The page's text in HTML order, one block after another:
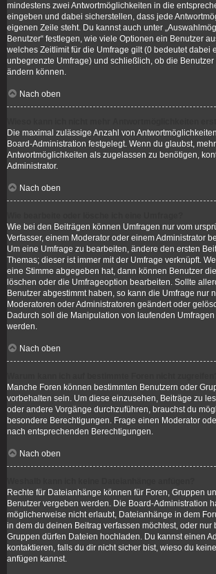
mindestens zwei Antwortmöglichkeiten in die
eingeben und dabei sicherstellen, dass jede
eigenen Zeile steht. Du kannst auch unter
Benutzer“ festlegen, wie viele Optionen ein Benutzer
welches Zeitlimit für die Umfrage gilt (0 bedeutet dabei
unbegrenzte Umfrage) und schließlich, ob die Benutzer
ändern können.
Nach oben
Die maximal zulässige Anzahl von
Board-Administration festgelegt. Wenn du glaubst, mehr
Antwortmöglichkeiten als zugelassen zu benötigen,
Administrator.
Nach oben
Wie bei den Beiträgen können Umfragen nur vom
Verfasser, einem Moderator oder einem Administrator
Um eine Umfrage zu bearbeiten, ändere den ersten
Themas; dieser ist immer mit der Umfrage verknüpft.
eine Stimme abgegeben hat, dann können Benutzer
löschen oder die Umfrageoption bearbeiten. Sollte
Benutzer abgestimmt haben, so kann die Umfrage nur
Moderatoren oder Administratoren geändert oder
Dadurch soll die Manipulation von laufenden
werden.
Nach oben
Manche Foren können bestimmten Benutzern oder
vorbehalten sein. Um diese einzusehen, Beiträge zu
oder andere Vorgänge durchzuführen, brauchst du
besondere Berechtigungen. Frage einen Moderator
nach entsprechenden Berechtigungen.
Nach oben
Rechte für Dateianhänge können für Foren, Gruppen
Benutzer vergeben werden. Die Board-Administration
möglicherweise nicht erlaubt, Dateianhänge in dem
in dem du deinen Beitrag verfassen möchtest, oder nur
Gruppen dürfen Dateien hochladen. Du kannst einen
kontaktieren, falls du dir nicht sicher bist, wieso du
anfügen kannst.